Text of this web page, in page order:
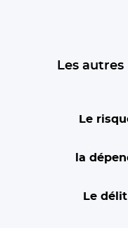
Les
Le
la
Le